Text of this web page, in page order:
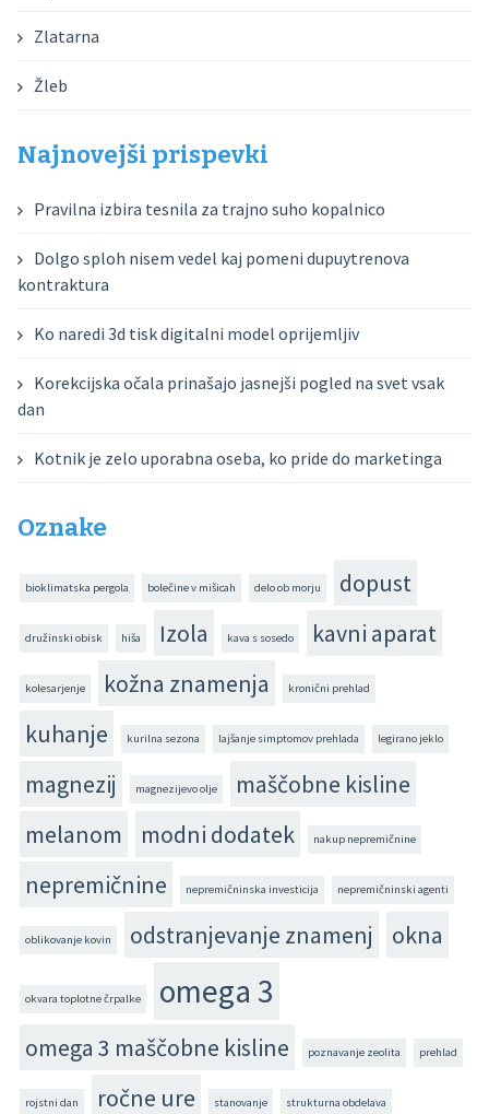
Zlatarna
Žleb
Najnovejši prispevki
Pravilna izbira tesnila za trajno suho kopalnico
Dolgo sploh nisem vedel kaj pomeni dupuytrenova
kontraktura
Ko naredi 3d tisk digitalni model oprijemljiv
Korekcijska očala prinašajo jasnejši pogled na svet vsak
dan
Kotnik je zelo uporabna oseba, ko pride do marketinga
Oznake
bioklimatska pergola bolečine v mišicah delo ob morju dopust
družinski obisk hiša Izola kava s sosedo kavni aparat
kolesarjenje kožna znamenja kronični prehlad
kuhanje kurilna sezona lajšanje simptomov prehlada legirano jeklo
magnezij magnezijevo olje
maščobne kisline
melanom
modni dodatek nakup nepremičnine
nepremičnine nepremičninska investicija nepremičninski agenti
oblikovanje kovin odstranjevanje znamenj okna
okvara toplotne črpalke omega 3
omega 3 maščobne kisline poznavanje zeolita prehlad
rojstni dan ročne ure stanovanje strukturna obdelava